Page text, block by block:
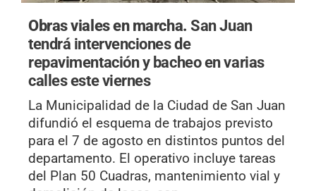
Obras viales en marcha.San Juan
tendrá intervenciones de
repavimentación y bacheo en varias
calles este viernes
La Municipalidad de la Ciudad de San Juan
difundió el esquema de trabajos previsto
para el 7 de agosto en distintos puntos del
departamento. El operativo incluye tareas
del Plan 50 Cuadras, mantenimiento vial y